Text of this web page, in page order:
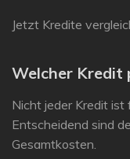
Jetzt Kredite
Welcher Kredit
Nicht jeder Kredit ist
Entscheidend sind
Gesamtkosten.